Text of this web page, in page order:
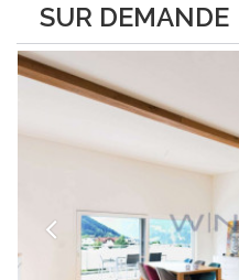
SUR DEMANDE
Wintergarten schaffen ein
Wunder.Interessiert? JETZT